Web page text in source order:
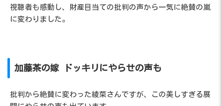
視聴者も感動し、財産目当ての批判の声から一気に絶賛の嵐
に変わりました。
加藤茶の嫁 ドッキリにやらせの声も
批判から絶賛に変わった綾菜さんですが、この美しすぎる展